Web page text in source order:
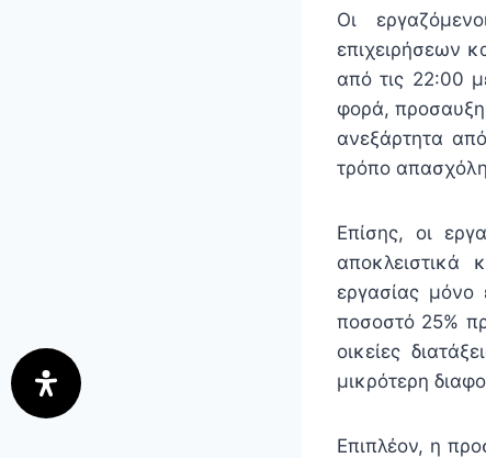
Οι
επιχειρήσεων
από τις 22:00
φορά,
ανεξάρτητα
τρόπο
Επίσης, οι
αποκλειστικά
εργασίας μόνο
ποσοστό 25%
οικείες
μικρότερη
Επιπλέον, η